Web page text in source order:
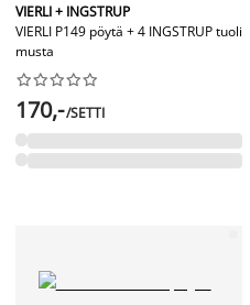
VIERLI + INGSTRUP
VIERLI P149 pöytä + 4 INGSTRUP tuoli
musta






170,-/SETTI